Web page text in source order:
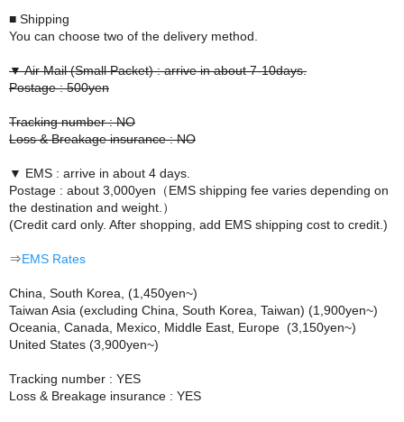
■ Shipping
You can choose two of the delivery method.
▼ Air Mail (Small Packet) : arrive in about 7-10days.
Postage : 500yen
Tracking number : NO
Loss & Breakage insurance : NO
▼ EMS : arrive in about 4 days.
Postage : about 3,000yen（EMS shipping fee varies depending on
the destination and weight.）
(Credit card only. After shopping, add EMS shipping cost to credit.)
⇒EMS Rates
China, South Korea, (1,450yen~)
Taiwan Asia (excluding China, South Korea, Taiwan) (1,900yen~)
Oceania, Canada, Mexico, Middle East, Europe (3,150yen~)
United States (3,900yen~)
Tracking number : YES
Loss & Breakage insurance : YES